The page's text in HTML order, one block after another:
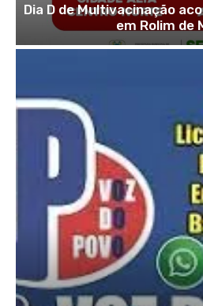
Dia D de Multivacinação
em Rolim de